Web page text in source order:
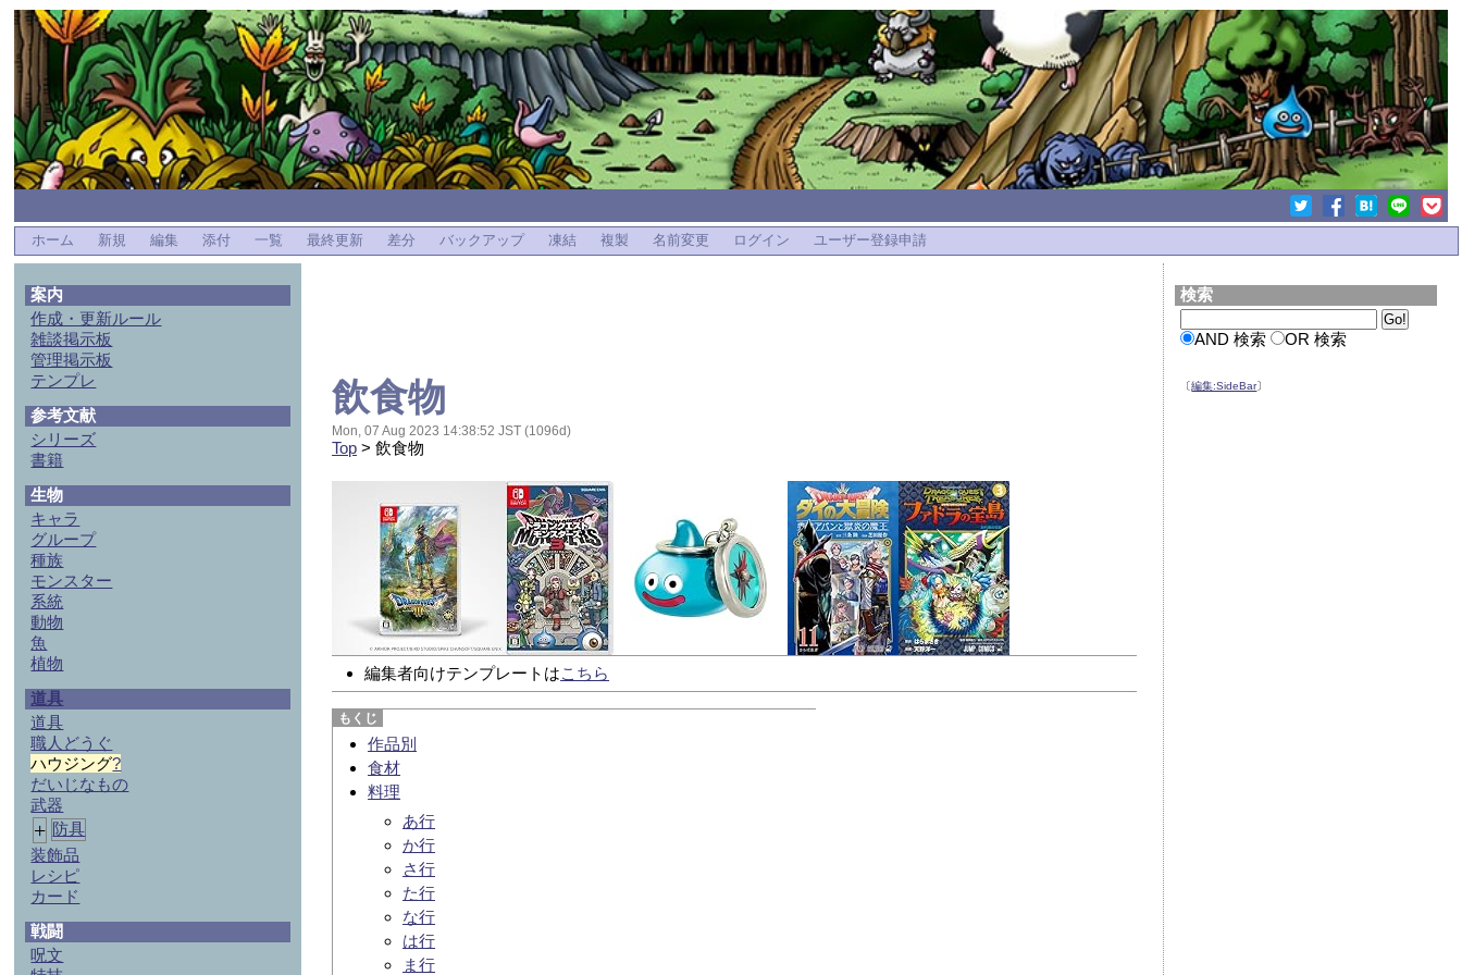
ホーム 新規 編集 添付 一覧 最終更新 差分 バックアップ 凍結 複製 名前変更 ログイン ユーザー登録申請
飲食物
Mon, 07 Aug 2023 14:38:52 JST (1096d)
Top > 飲食物
編集者向けテンプレートはこちら
作品別
食材
料理
あ行
か行
さ行
た行
な行
は行
ま行
検索
AND 検索 OR 検索
〔編集:SideBar〕
案内
作成・更新ルール
雑談掲示板
管理掲示板
テンプレ
参考文献
シリーズ
書籍
生物
キャラ
グループ
種族
モンスター
系統
動物
魚
植物
道具
道具
職人どうぐ
ハウジング?
だいじなもの
武器
+ 防具
装飾品
レシピ
カード
戦闘
呪文